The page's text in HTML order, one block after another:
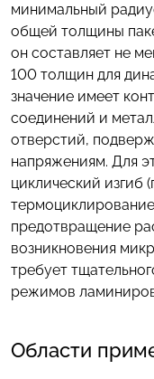
минимальный
общей толщины
он составляет не
100 толщин для
значение имеет
соединений и
отверстий,
напряжениям. Для
циклический изгиб
предотвращение
возникновения
требует
режимов
Области